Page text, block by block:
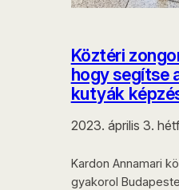
Köztéri
hogy segítse
kutyák
2023. április 3.
Kardon Annamari
gyakorol